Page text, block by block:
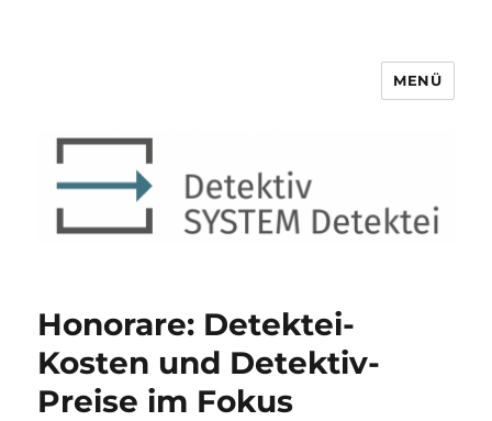
Detektiv SYSTEM Detektei ®
MENÜ
Honorare: Detektei-
Kosten und Detektiv-
Preise im Fokus